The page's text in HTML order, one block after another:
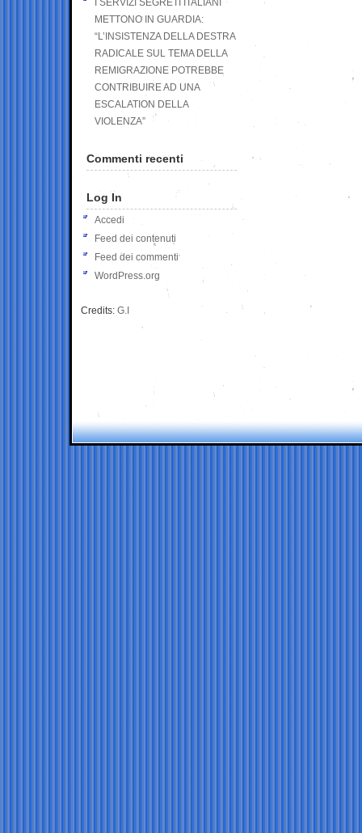
I SERVIZI SEGRETI ITALIANI
METTONO IN GUARDIA:
“L’INSISTENZA DELLA DESTRA
RADICALE SUL TEMA DELLA
REMIGRAZIONE POTREBBE
CONTRIBUIRE AD UNA
ESCALATION DELLA
VIOLENZA”
Commenti recenti
Log In
Accedi
Feed dei contenuti
Feed dei commenti
WordPress.org
Credits: G.I